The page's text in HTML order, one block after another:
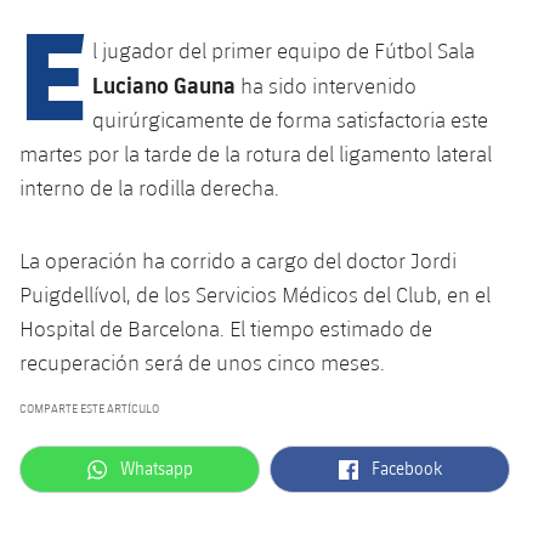
plusicon
más
Instalaciones
Palau Blaugrana
Estadi Johan Cruyff
Barça Cafe
Ciutat Esportiva
Servicios
E l jugador del primer equipo de Fútbol Sala
Luciano Gauna ha sido intervenido
quirúrgicamente de forma satisfactoria este
martes por la tarde de la rotura del ligamento lateral
interno de la rodilla derecha.
La operación ha corrido a cargo del doctor Jordi
Puigdellívol, de los Servicios Médicos del Club, en el
Hospital de Barcelona. El tiempo estimado de
recuperación será de unos cinco meses.
COMPARTE ESTE ARTÍCULO
label.aria.whatsapp
Whatsapp label.aria.facebook
Facebook